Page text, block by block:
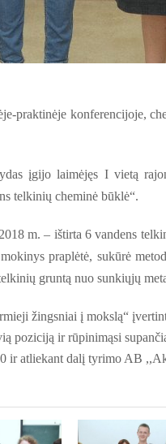
praktinėje konferencijoje,
įgijo laimėjęs I vietą
telkinių cheminė būklė“.
m. – ištirta 6 vandens
praplėtė, sukūrė
gruntą nuo sunkiųjų
žingsniai į mokslą“
poziciją ir rūpinimąsi
atliekant dalį tyrimo AB